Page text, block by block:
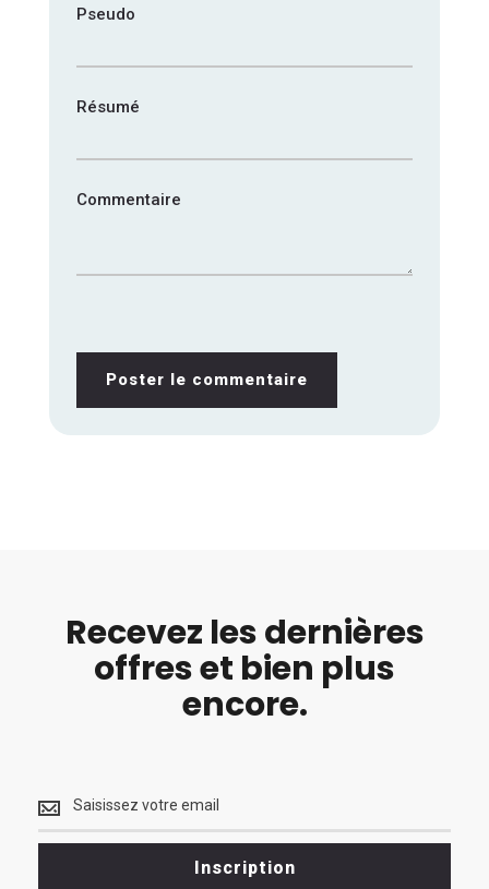
Pseudo
Résumé
Commentaire
Poster le commentaire
Recevez les dernières
offres et bien plus
encore.
les
dernières
<br>
Inscription